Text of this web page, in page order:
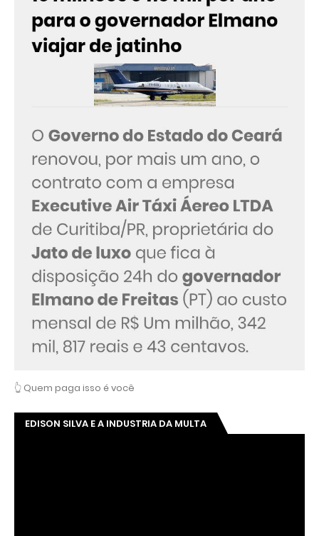
👆 Quem paga isso é você
EDISON SILVA E A INDUSTRIA DA MULTA